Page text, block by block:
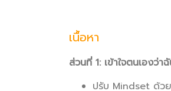
เนื้อหา
ส่วนที่ 1: เข้าใจตนเองว่า
ปรับ Mindset ด้ว